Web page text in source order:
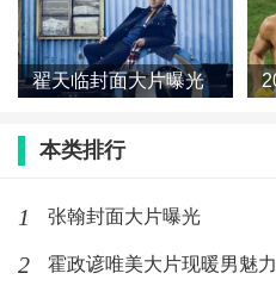
翟天临封面大片曝光
本类排行
1 张翰封面大片曝光
2 霍政谚唯美大片现暖男魅力